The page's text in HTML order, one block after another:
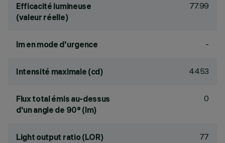
Efficacité lumineuse
(valeur réelle)
77.99
lm en mode d'urgence -
Intensité maximale (cd) 4453
Flux total émis au-dessus
d'un angle de 90° (lm)
0
Light output ratio (LOR) 77